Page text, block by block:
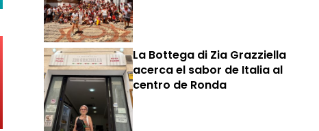
La Bottega di Zia Grazziella
acerca el sabor de Italia al
centro de Ronda